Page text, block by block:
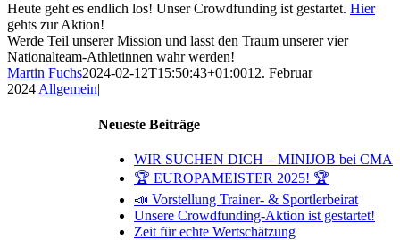
Heute geht es endlich los! Unser Crowdfunding ist gestartet. Hier
gehts zur Aktion!
Werde Teil unserer Mission und lasst den Traum unserer vier
Nationalteam-Athletinnen wahr werden!
Martin Fuchs2024-02-12T15:50:43+01:0012. Februar
2024|Allgemein|
Neueste Beiträge
WIR SUCHEN DICH – MINIJOB bei CMA
🏆 EUROPAMEISTER 2025! 🏆
📣 Vorstellung Trainer- & Sportlerbeirat
Unsere Crowdfunding-Aktion ist gestartet!
Zeit für echte Wertschätzung